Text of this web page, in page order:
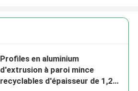
Profiles en aluminium
d'extrusion à paroi mince
recyclables d'épaisseur de 1,2